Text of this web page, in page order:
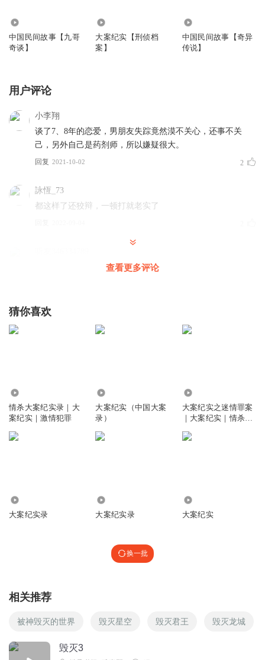
中国民间故事【九哥
奇谈】
大案纪实【刑侦档
案】
中国民间故事【奇异
传说】
用户评论
小李翔
谈了7、8年的恋爱，男朋友失踪竟然漠不关心，还事不关
己，另外自己是药剂师，所以嫌疑很大。
回复 2021-10-02 2
詠恆_73
都这样了还狡辩，一顿打就老实了
听了这么多都听出经验了 真相只有一个
暮有悠闲1
查看更多评论
猜你喜欢
情杀大案纪实录｜大
案纪实｜激情犯罪
大案纪实（中国大案
录）
大案纪实之迷情罪案
｜大案纪实｜情杀案
大案纪实录 大案纪实录 大案纪实
换一批
相关推荐
被神毁灭的世界 毁灭星空 毁灭君王 毁灭龙城
毁灭3